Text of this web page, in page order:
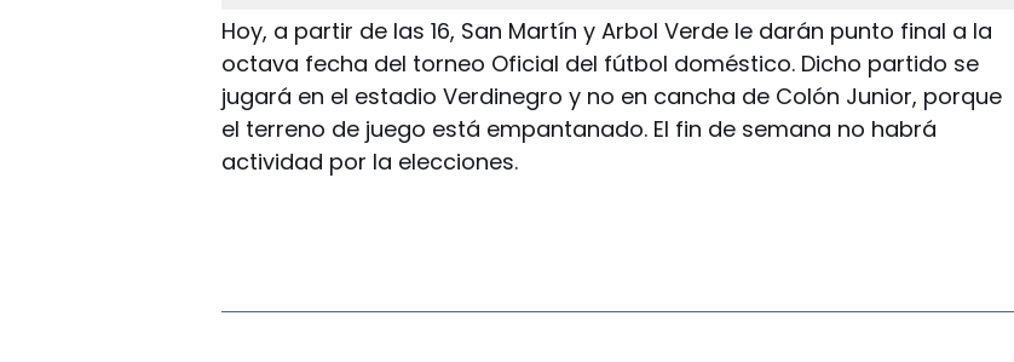
Hoy, a partir de las 16, San Martín y Arbol Verde le darán punto final a la
octava fecha del torneo Oficial del fútbol doméstico. Dicho partido se
jugará en el estadio Verdinegro y no en cancha de Colón Junior, porque
el terreno de juego está empantanado. El fin de semana no habrá
actividad por la elecciones.